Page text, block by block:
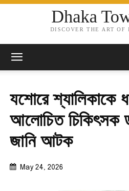
Dhaka
DISCOVER THE ART OF
যশোরে শ্যালিকাকে
আলোচিত চিকিৎসক
জানি আটক
May 24, 2026